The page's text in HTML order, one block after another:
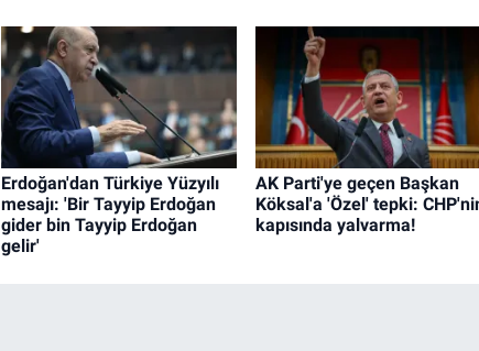
Erdoğan'dan Türkiye Yüzyılı
mesajı: 'Bir Tayyip Erdoğan
gider bin Tayyip Erdoğan
gelir'
AK Parti'ye geçen Başkan
Köksal'a 'Özel' tepki:
kapısında yalvarma!